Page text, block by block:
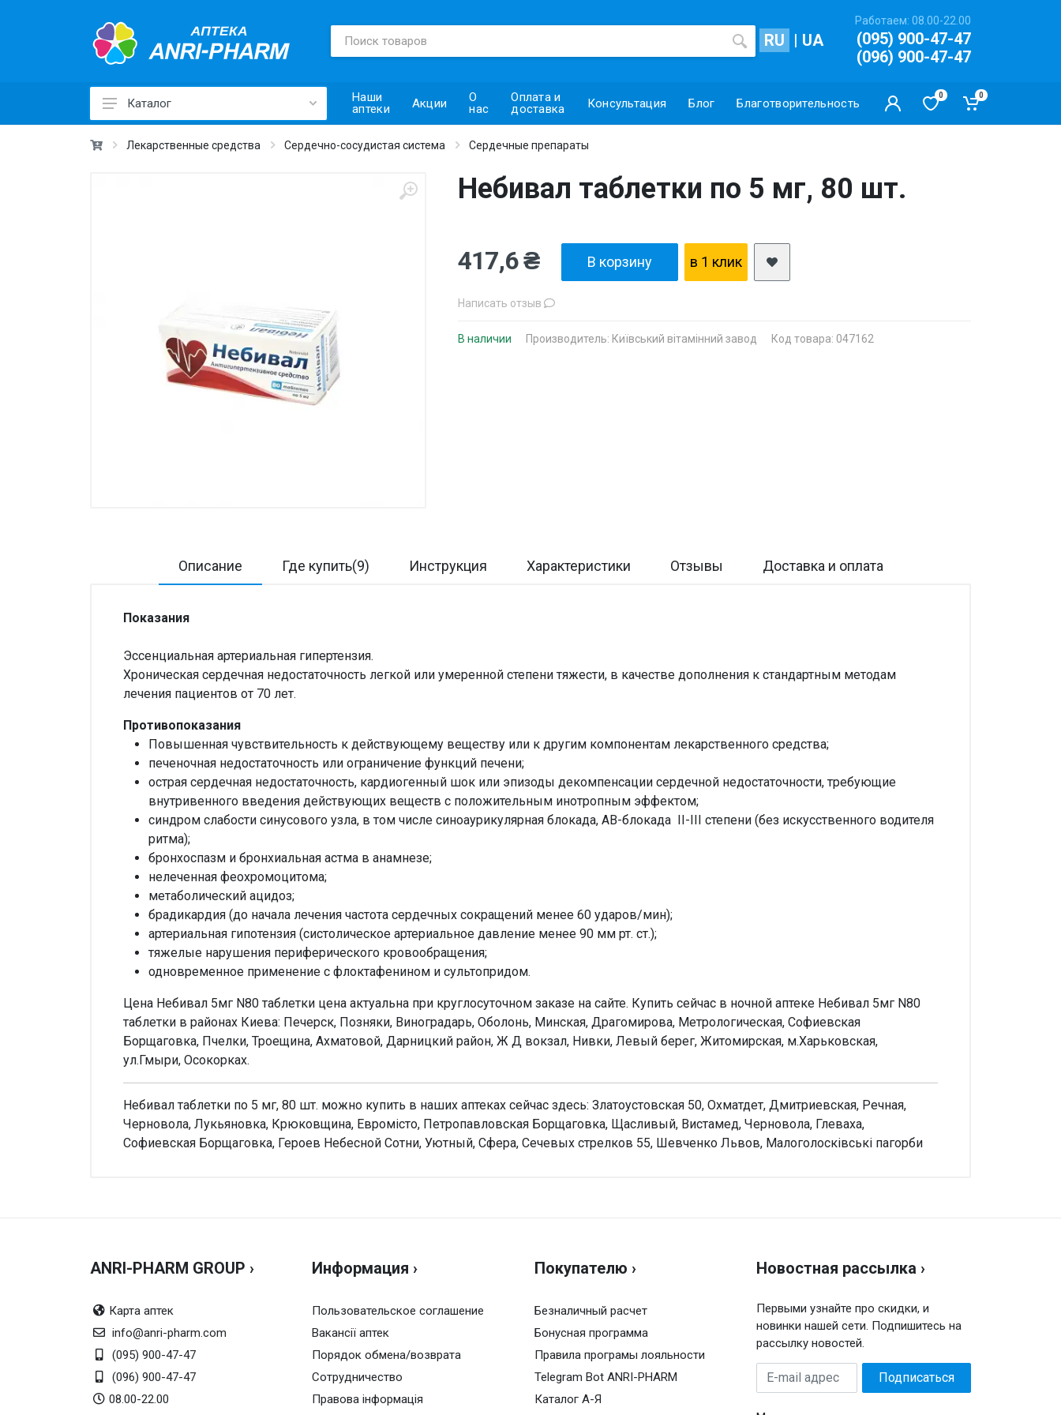
RU | UA
Работаем: 08.00-22.00
(095) 900-47-47
(096) 900-47-47
Каталог
Лекарственные средства ›
Для детей и мам ›
Товары для дома ›
Косметика CODERMA KIDS
Наши
аптеки
Акции
О
нас
Оплата и
доставка
Консультация Блог Благотворительность
0 0
Лекарственные средства Сердечно-сосудистая система Сердечные препараты
Небивал таблетки по 5 мг, 80 шт.
Написать отзыв
В наличии Производитель: Київський вітамінний завод Код товара: 047162
417,6 ₴ В корзину в 1 клик
Описание Где купить(9) Инструкция Характеристики Отзывы Доставка и оплата
Показания
Эссенциальная артериальная гипертензия.
Хроническая сердечная недостаточность легкой или умеренной степени тяжести, в качестве дополнения к стандартным методам
лечения пациентов от 70 лет.
Противопоказания
Повышенная чувствительность к действующему веществу или к другим компонентам лекарственного средства;
печеночная недостаточность или ограничение функций печени;
острая сердечная недостаточность, кардиогенный шок или эпизоды декомпенсации сердечной недостаточности, требующие
внутривенного введения действующих веществ с положительным инотропным эффектом;
синдром слабости синусового узла, в том числе синоаурикулярная блокада, АВ-блокада ІІ-ІІІ степени (без искусственного водителя
ритма);
бронхоспазм и бронхиальная астма в анамнезе;
нелеченная феохромоцитома;
метаболический ацидоз;
брадикардия (до начала лечения частота сердечных сокращений менее 60 ударов/мин);
артериальная гипотензия (систолическое артериальное давление менее 90 мм рт. ст.);
тяжелые нарушения периферического кровообращения;
одновременное применение с флоктафенином и сультопридом.
Цена Небивал 5мг N80 таблетки цена актуальна при круглосуточном заказе на сайте. Купить сейчас в ночной аптеке Небивал 5мг N80
таблетки в районах Киева: Печерск, Позняки, Виноградарь, Оболонь, Минская, Драгомирова, Метрологическая, Софиевская
Борщаговка, Пчелки, Троещина, Ахматовой, Дарницкий район, Ж Д вокзал, Нивки, Левый берег, Житомирская, м.Харьковская,
ул.Гмыри, Осокорках.
Небивал таблетки по 5 мг, 80 шт. можно купить в наших аптеках сейчас здесь: Златоустовская 50, Охматдет, Дмитриевская, Речная,
Черновола, Лукьяновка, Крюковщина, Евромісто, Петропавловская Борщаговка, Щасливый, Вистамед, Черновола, Глеваха,
Софиевская Борщаговка, Героев Небесной Сотни, Уютный, Сфера, Сечевых стрелков 55, Шевченко Львов, Малоголосківські пагорби
Упаковка
По 10 таблеток в блистере; по 8 блистеров в пачке
Действующее вещество
небиволол
Торговое название
Небивал
Страна производства
Украина
Температура хранения
ANRI-PHARM GROUP ›
Карта аптек
info@anri-pharm.com
(095) 900-47-47
(096) 900-47-47
08.00-22.00
Информация ›
Пользовательское соглашение
Вакансії аптек
Порядок обмена/возврата
Сотрудничество
Правова інформація
Покупателю ›
Безналичный расчет
Бонусная программа
Правила програмы лояльности
Telegram Bot ANRI-PHARM
Каталог А-Я
Новостная рассылка ›
Первыми узнайте про скидки, и
новинки нашей сети. Подпишитесь на
рассылку новостей.
E-
mail
адрес
Подписаться